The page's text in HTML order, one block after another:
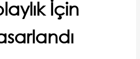
İçin